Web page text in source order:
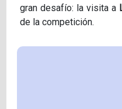
gran desafío: la visita a
de la competición.